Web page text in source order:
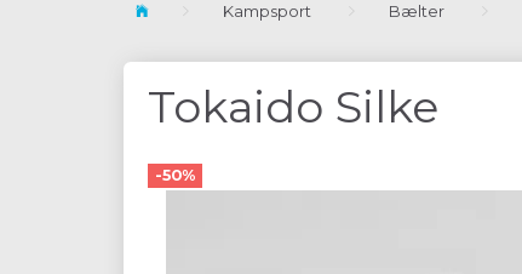
Kampsport Bælter
Tokaido Silke
-50%